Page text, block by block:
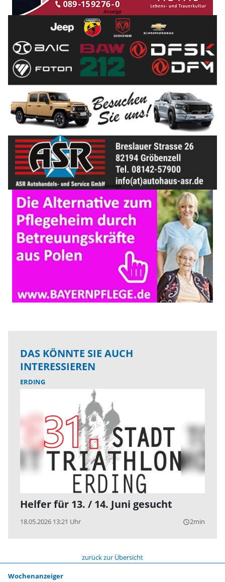
DAS KÖNNTE SIE AUCH
INTERESSIEREN
ERDING
Helfer für 13. / 14. Juni gesucht
18.05.2026 13:21 Uhr query_builder2min
zurück zur Übersicht
Wochenanzeiger